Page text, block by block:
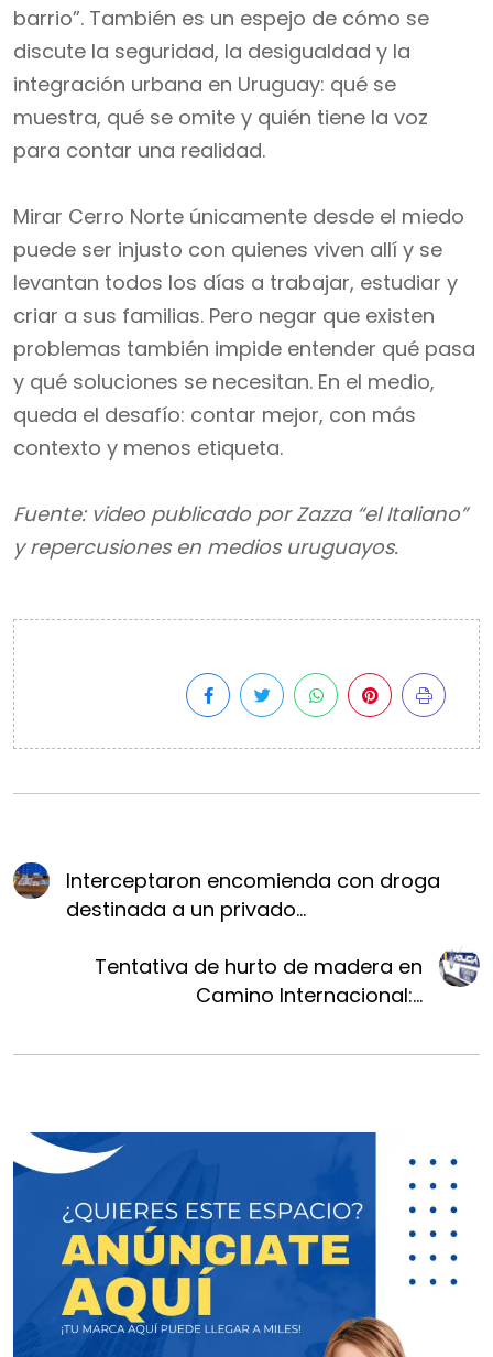
barrio”. También es un espejo de cómo se
discute la seguridad, la desigualdad y la
integración urbana en Uruguay: qué se
muestra, qué se omite y quién tiene la voz
para contar una realidad.
Mirar Cerro Norte únicamente desde el miedo
puede ser injusto con quienes viven allí y se
levantan todos los días a trabajar, estudiar y
criar a sus familias. Pero negar que existen
problemas también impide entender qué pasa
y qué soluciones se necesitan. En el medio,
queda el desafío: contar mejor, con más
contexto y menos etiqueta.
Fuente: video publicado por Zazza “el Italiano”
y repercusiones en medios uruguayos.
Interceptaron encomienda con droga
destinada a un privado...
Tentativa de hurto de madera en
Camino Internacional:...